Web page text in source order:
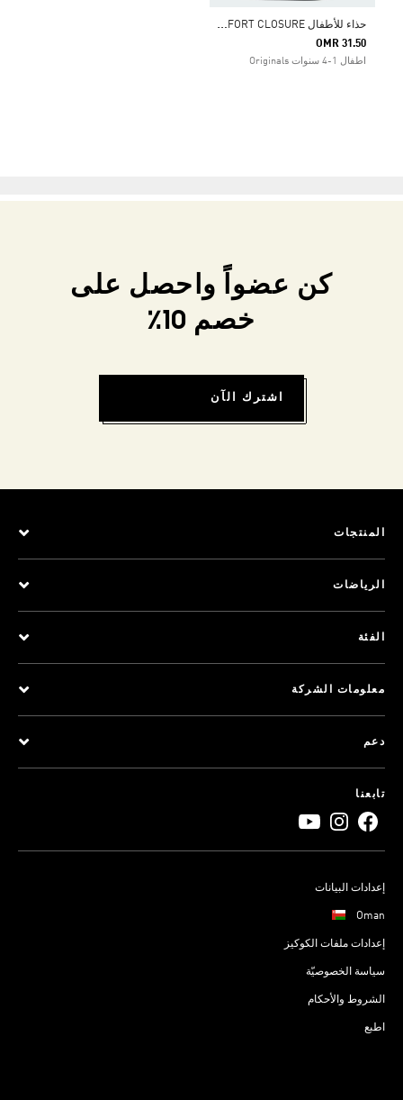
ح
ذاء للأطفال SUPERSTAR II COMFORT CLOSURE
OMR 31.50
اطفال 1-4 سنوات Originals
كن عضواً واحصل على
خصم 10٪
اشترك الآن
المنتجات
الرياضات
الفئة
معلومات الشركة
دعم
تابعنا
إعدادات البيانات
Oman
إعدادات ملفات الكوكيز
سياسة الخصوصيّة
الشروط والأحكام
اطبع